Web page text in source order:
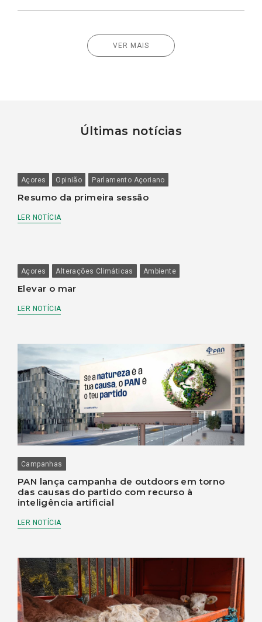
VER MAIS
Últimas notícias
Açores Opinião Parlamento Açoriano
Resumo da primeira sessão
LER NOTÍCIA
Açores Alterações Climáticas Ambiente
Elevar o mar
LER NOTÍCIA
Campanhas
PAN lança campanha de outdoors em torno
das causas do partido com recurso à
inteligência artificial
LER NOTÍCIA